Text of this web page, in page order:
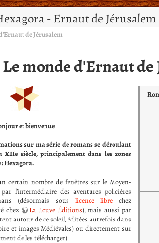
- Ernaut de Jérusalem
de Jérusalem
monde d'Ernaut de
et bienvenue
sur ma série de romans se déroulant
siècle, principalement dans les zones
Hexagora.
certain nombre de fenêtres sur le Moyen-
l’intermédiaire des aventures policières
(désormais sous licence libre chez
chez La Louve Éditions), mais aussi par
autour de ce soleil, éditées autrefois dans
et images Médiévales) ou directement sur
de les télécharger).